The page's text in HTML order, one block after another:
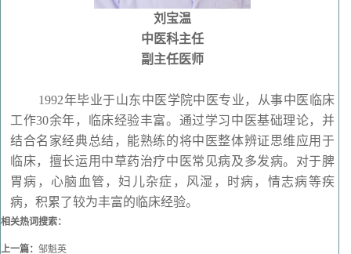
刘宝温
中医科主任
副主任医师
1992年毕业于山东中医学院中医专业，从事中医临床
工作30余年，临床经验丰富。通过学习中医基础理论，并
结合名家经典总结，能熟练的将中医整体辨证思维应用于
临床，擅长运用中草药治疗中医常见病及多发病。对于脾
胃病，心脑血管，妇儿杂症，风湿，时病，情志病等疾
病，积累了较为丰富的临床经验。
相关热词搜索：
上一篇： 邹魁英